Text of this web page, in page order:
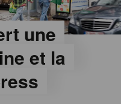
une
et la